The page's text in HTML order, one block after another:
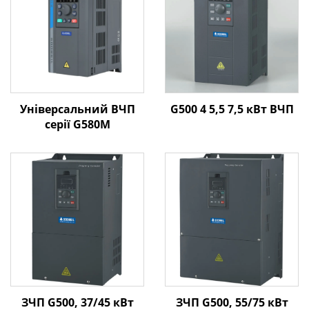
Універсальний ВЧП
серії G580M
G500 4 5,5 7,5 кВт ВЧП
ЗЧП G500, 37/45 кВт ЗЧП G500, 55/75 кВт